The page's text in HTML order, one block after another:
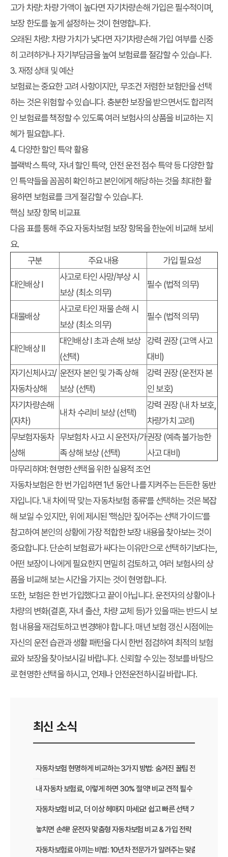
고가 차량: 차량 가액이 높다면 자기차량손해 가입은 필수적이며,
보장 한도를 높게 설정하는 것이 현명합니다.
오래된 차량: 차량 가치가 낮다면 자기차량손해 가입 여부를 신중
히 고려하거나 자기부담금을 높여 보험료를 절감할 수 있습니다.
3. 재정 상태 및 예산
보험료는 중요한 고려 사항이지만, 무조건 저렴한 보험만을 선택
하는 것은 위험할 수 있습니다. 충분한 보장을 받으면서도 합리적
인 보험료를 책정할 수 있도록 여러 보험사의 상품을 비교하는 지
혜가 필요합니다.
4. 다양한 할인 특약 활용
블랙박스 특약, 자녀 할인 특약, 안전 운전 점수 특약 등 다양한 할
인 특약들을 꼼꼼히 확인하고 본인에게 해당하는 것을 최대한 활
용하면 보험료를 크게 절감할 수 있습니다.
핵심 보장 항목 비교표
다음 표를 통해 주요 자동차보험 보장 항목을 한눈에 비교해 보세
요.
구분
주요 내용 가입 필요성
대인배상 I
사고로 타인 사망/부상 시
보상 (최소 의무)
필수 (법적 의무)
대물배상
사고로 타인 재물 손해 시
보상 (최소 의무)
필수 (법적 의무)
대인배상 II
대인배상 I 초과 손해 보상
(선택)
강력 권장 (고액 사고
대비)
자기신체사고/
자동차상해
운전자 본인 및 가족 상해
보상 (선택)
강력 권장 (운전자 본
인 보호)
자기차량손해
(자차)
내 차 수리비 보상 (선택)
강력 권장 (내 차 보호,
차량가치 고려)
무보험자동차
상해
무보험차 사고 시 운전자/가
족 상해 보상 (선택)
권장 (예측 불가능한
사고 대비)
마무리하며: 현명한 선택을 위한 실용적 조언
자동차보험은 한 번 가입하면 1년 동안 나를 지켜주는 든든한 동반
자입니다. '내 차에 딱 맞는 자동차보험 종류'를 선택하는 것은 복잡
해 보일 수 있지만, 위에 제시된 '핵심만 짚어주는 선택 가이드'를
참고하여 본인의 상황에 가장 적합한 보장 내용을 찾아보는 것이
중요합니다. 단순히 보험료가 싸다는 이유만으로 선택하기보다는,
어떤 보장이 나에게 필요한지 면밀히 검토하고, 여러 보험사의 상
품을 비교해 보는 시간을 가지는 것이 현명합니다.
또한, 보험은 한 번 가입했다고 끝이 아닙니다. 운전자의 상황이나
차량의 변화(결혼, 자녀 출산, 차량 교체 등)가 있을 때는 반드시 보
험 내용을 재검토하고 변경해야 합니다. 매년 보험 갱신 시점에는
자신의 운전 습관과 생활 패턴을 다시 한번 점검하여 최적의 보험
료와 보장을 찾아보시길 바랍니다. 신뢰할 수 있는 정보를 바탕으
로 현명한 선택을 하시고, 언제나 안전운전하시길 바랍니다.
최신 소식
자동차보험 현명하게 비교하는 3가지 방법: 숨겨진 꿀팁 전격 공개
내 자동차 보험료, 이렇게 하면 30% 절약! 비교 견적 필수
자동차보험 비교, 더 이상 헤매지 마세요! 쉽고 빠른 선택 가이드
놓치면 손해! 운전자 맞춤형 자동차보험 비교 & 가입 전략
자동차보험료 아끼는 비법: 10년차 전문가가 알려주는 맞춤형 설계 전